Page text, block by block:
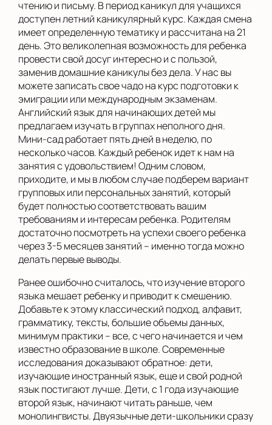
чтению и письму. В период каникул для учащихся
доступен летний каникулярный курс. Каждая смена
имеет определенную тематику и рассчитана на 21
день. Это великолепная возможность для ребенка
провести свой досуг интересно и с пользой,
заменив домашние каникулы без дела. У нас вы
можете записать свое чадо на курс подготовки к
эмиграции или международным экзаменам.
Английский язык для начинающих детей мы
предлагаем изучать в группах неполного дня.
Мини-сад работает пять дней в неделю, по
несколько часов. Каждый ребенок идет к нам на
занятия с удовольствием! Одним словом,
приходите, и мы в любом случае подберем вариант
групповых или персональных занятий, который
будет полностью соответствовать вашим
требованиям и интересам ребенка. Родителям
достаточно посмотреть на успехи своего ребенка
через 3-5 месяцев занятий – именно тогда можно
делать первые выводы.
Ранее ошибочно считалось, что изучение второго
языка мешает ребенку и приводит к смешению.
Добавьте к этому классический подход, алфавит,
грамматику, тексты, большие объемы данных,
минимум практики – все, с чего начинается и чем
известно образование в школе. Современные
исследования доказывают обратное: дети,
изучающие иностранный язык, еще и свой родной
язык постигают лучше. Дети, с 1 года изучающие
второй язык, начинают читать раньше, чем
монолингвисты. Двуязычные дети-школьники сразу